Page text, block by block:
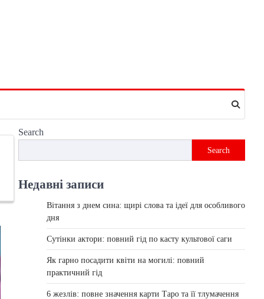
Search
Search
Недавні записи
Вітання з днем сина: щирі слова та ідеї для особливого
дня
Сутінки актори: повний гід по касту культової саги
Як гарно посадити квіти на могилі: повний
практичний гід
6 жезлів: повне значення карти Таро та її тлумачення